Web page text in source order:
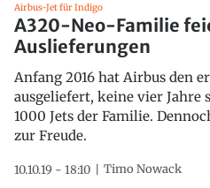
Airbus-Jet für Indigo
A320-Neo-Familie
Auslieferungen
Anfang 2016 hat Airbus den
ausgeliefert, keine vier Jahre
1000 Jets der Familie.
zur Freude.
10.10.19 - 18:10 Timo Nowack